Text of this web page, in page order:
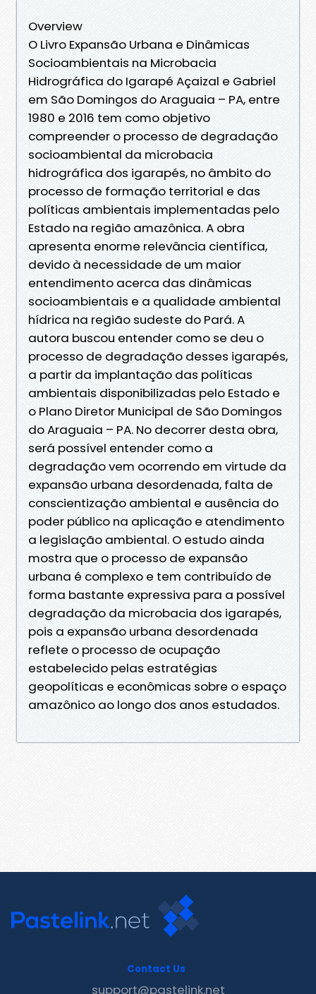
Overview
O Livro Expansão Urbana e Dinâmicas
Socioambientais na Microbacia
Hidrográfica do Igarapé Açaizal e Gabriel
em São Domingos do Araguaia – PA, entre
1980 e 2016 tem como objetivo
compreender o processo de degradação
socioambiental da microbacia
hidrográfica dos igarapés, no âmbito do
processo de formação territorial e das
políticas ambientais implementadas pelo
Estado na região amazônica. A obra
apresenta enorme relevância científica,
devido à necessidade de um maior
entendimento acerca das dinâmicas
socioambientais e a qualidade ambiental
hídrica na região sudeste do Pará. A
autora buscou entender como se deu o
processo de degradação desses igarapés,
a partir da implantação das políticas
ambientais disponibilizadas pelo Estado e
o Plano Diretor Municipal de São Domingos
do Araguaia – PA. No decorrer desta obra,
será possível entender como a
degradação vem ocorrendo em virtude da
expansão urbana desordenada, falta de
conscientização ambiental e ausência do
poder público na aplicação e atendimento
a legislação ambiental. O estudo ainda
mostra que o processo de expansão
urbana é complexo e tem contribuído de
forma bastante expressiva para a possível
degradação da microbacia dos igarapés,
pois a expansão urbana desordenada
reflete o processo de ocupação
estabelecido pelas estratégias
geopolíticas e econômicas sobre o espaço
amazônico ao longo dos anos estudados.
Contact Us
support@pastelink.net